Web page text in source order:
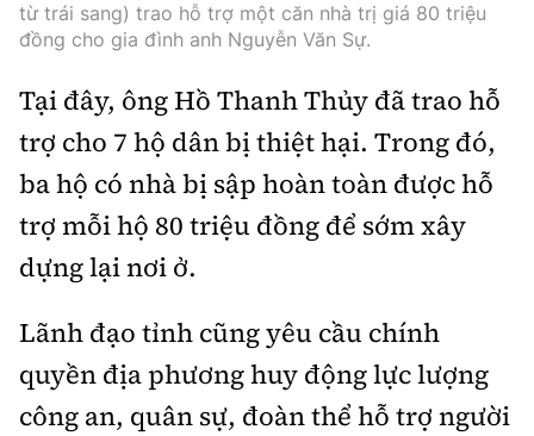
Ẩm thực
Camera giao thông
Câu chuyện giao thông
Giải trí - Thể thao
Giấy phép số: 03/GP-BVHTTDL, cấp ngày 1/4/2025.
Tòa soạn: Số 2 Nguyễn Công Hoan, phường Giảng Võ,
Hà Nội.
Nguyễn Thị Hồng Nga
Nguyễn Đức Thắng, La Đức Hùng
Hotline:
0901 514 799
Quảng cáo và Phát hành:
0915 057 282
từ trái sang) trao hỗ trợ một căn nhà trị giá 80 triệu
đồng cho gia đình anh Nguyễn Văn Sự.
Tại đây, ông Hồ Thanh Thủy đã trao hỗ
trợ cho 7 hộ dân bị thiệt hại. Trong đó,
ba hộ có nhà bị sập hoàn toàn được hỗ
trợ mỗi hộ 80 triệu đồng để sớm xây
dựng lại nơi ở.
Lãnh đạo tỉnh cũng yêu cầu chính
quyền địa phương huy động lực lượng
công an, quân sự, đoàn thể hỗ trợ người